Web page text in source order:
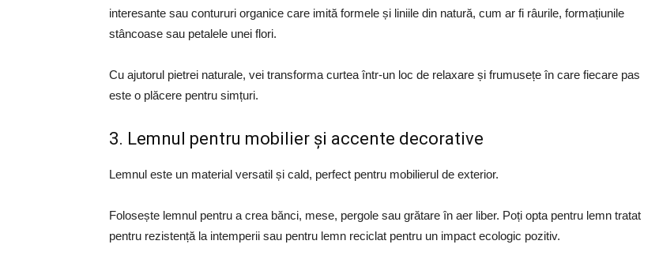
interesante sau contururi organice care imită formele și liniile din natură, cum ar fi râurile, formațiunile
stâncoase sau petalele unei flori.
Cu ajutorul pietrei naturale, vei transforma curtea într-un loc de relaxare și frumusețe în care fiecare pas
este o plăcere pentru simțuri.
3. Lemnul pentru mobilier și accente decorative
Lemnul este un material versatil și cald, perfect pentru mobilierul de exterior.
Folosește lemnul pentru a crea bănci, mese, pergole sau grătare în aer liber. Poți opta pentru lemn tratat
pentru rezistență la intemperii sau pentru lemn reciclat pentru un impact ecologic pozitiv.